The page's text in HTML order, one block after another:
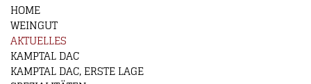
HOME
WEINGUT
AKTUELLES
KAMPTAL DAC
KAMPTAL DAC, ERSTE LAGE